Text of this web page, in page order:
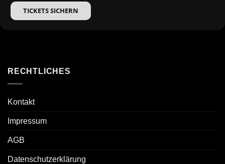
TICKETS SICHERN
RECHTLICHES
Kontakt
Impressum
AGB
Datenschutzerklärung